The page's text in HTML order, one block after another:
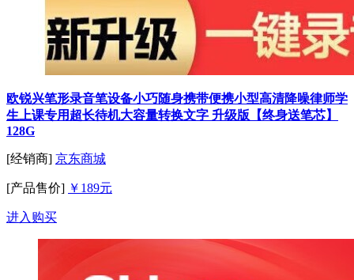
欧锐兴笔形录音笔设备小巧随身携带便携小型高清降噪律师学
生上课专用超长待机大容量转换文字 升级版【终身送笔芯】
128G
[经销商] 京东商城
[产品售价] ￥189元
进入购买